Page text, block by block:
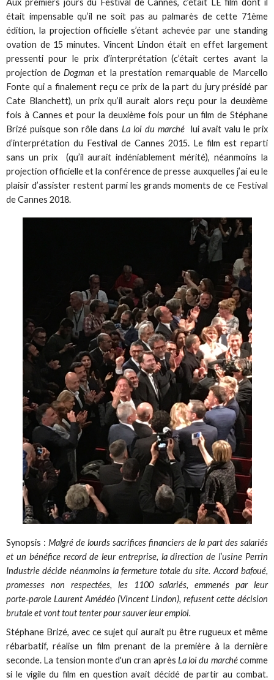
était impensable qu’il ne soit pas au palmarès de cette 71ème
édition, la projection officielle s’étant achevée par une standing
ovation de 15 minutes. Vincent Lindon était en effet largement
pressenti pour le prix d’interprétation (c’était certes avant la
projection deDogman et la prestation remarquable de Marcello
Fonte qui a finalement reçu ce prix de la part du jury présidé par
Cate Blanchett), un prix qu’il aurait alors reçu pour la deuxième
fois à Cannes et pour la deuxième fois pour un film de Stéphane
Brizé puisque son rôle dansLa loi du marchélui avait valu le prix
d’interprétation du Festival de Cannes 2015. Le film est reparti
sans un prix (qu’il aurait indéniablement mérité), néanmoins la
projection officielle et la conférence de presse auxquelles j’ai eu le
plaisir d’assister restent parmi les grands moments de ce Festival
de Cannes 2018.
Synopsis :Malgré de lourds sacrifices financiers de la part des salariés
et un bénéfice record de leur entreprise, la direction de l’usine Perrin
Industrie décide néanmoins la fermeture totale du site. Accord bafoué,
promesses non respectées, les 1100 salariés, emmenés par leur
porte‑parole Laurent Amédéo (Vincent Lindon), refusent cette décision
brutale et vont tout tenter pour sauver leur emploi.
Stéphane Brizé, avec ce sujet qui aurait pu être rugueux et même
rébarbatif, réalise un film prenant de la première à la dernière
seconde. La tension monte d'un cran après La loi du marchécomme
si le vigile du film en question avait décidé de partir au combat.